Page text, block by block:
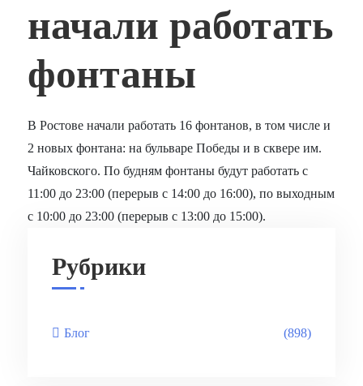
начали работать
фонтаны
В Ростове начали работать 16 фонтанов, в том числе и
2 новых фонтана: на бульваре Победы и в сквере им.
Чайковского. По будням фонтаны будут работать с
11:00 до 23:00 (перерыв с 14:00 до 16:00), по выходным
с 10:00 до 23:00 (перерыв с 13:00 до 15:00).
Рубрики
Блог (898)